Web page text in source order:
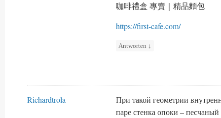
咖啡禮盒 專賣｜精品麵包
https://first-cafe.com/
Antworten ↓
Richardtrola
При такой геометрии
паре стенка опоки –